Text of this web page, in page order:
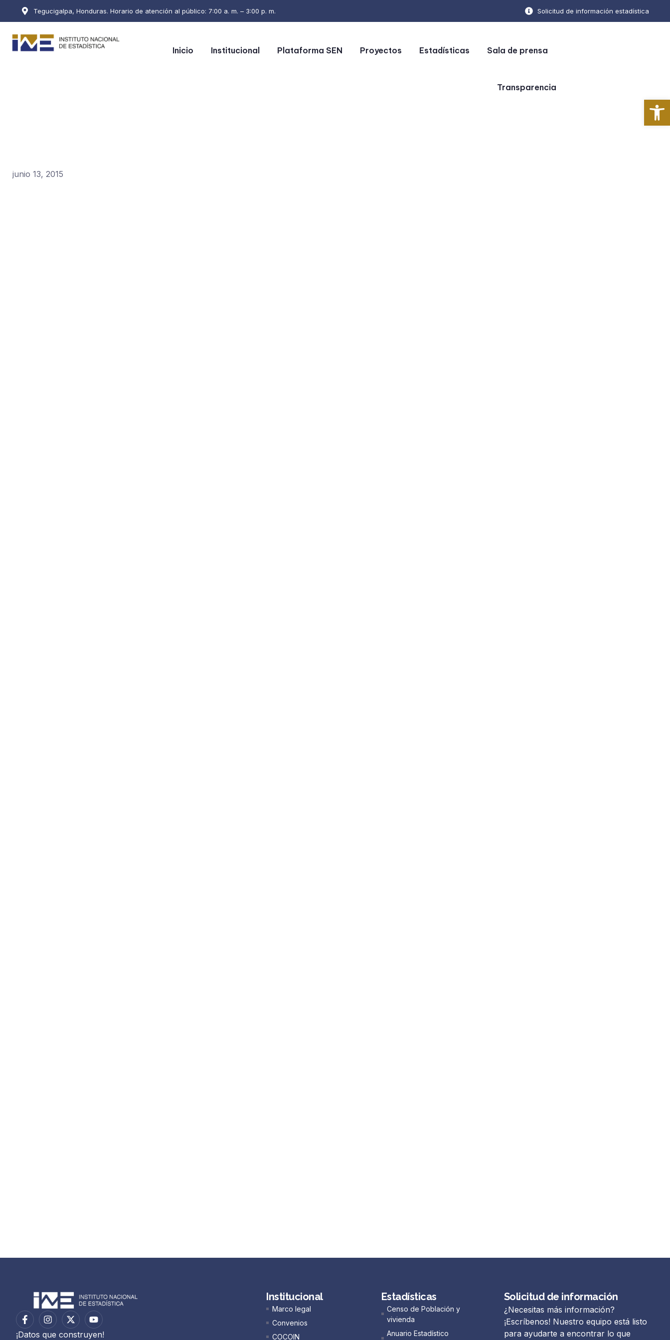
Tegucigalpa, Honduras. Horario de atención al público: 7:00 a. m. – 3:00 p. m. Solicitud de información estadística
Inicio Institucional Plataforma SEN Proyectos Estadísticas Sala de prensa
Transparencia
junio 13, 2015
¡Datos que construyen!
Institucional
Marco legal
Convenios
COCOIN
Estadísticas
Censo de Población y
vivienda
Anuario Estadístico
Solicitud de información
¿Necesitas más información?
¡Escríbenos! Nuestro equipo está listo
para ayudarte a encontrar lo que